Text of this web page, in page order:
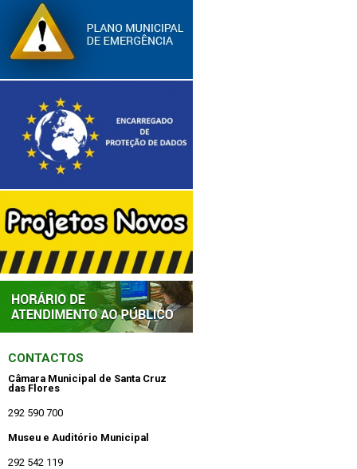
CONTACTOS
Câmara Municipal de Santa Cruz
das Flores
292 590 700
Museu e Auditório Municipal
292 542 119